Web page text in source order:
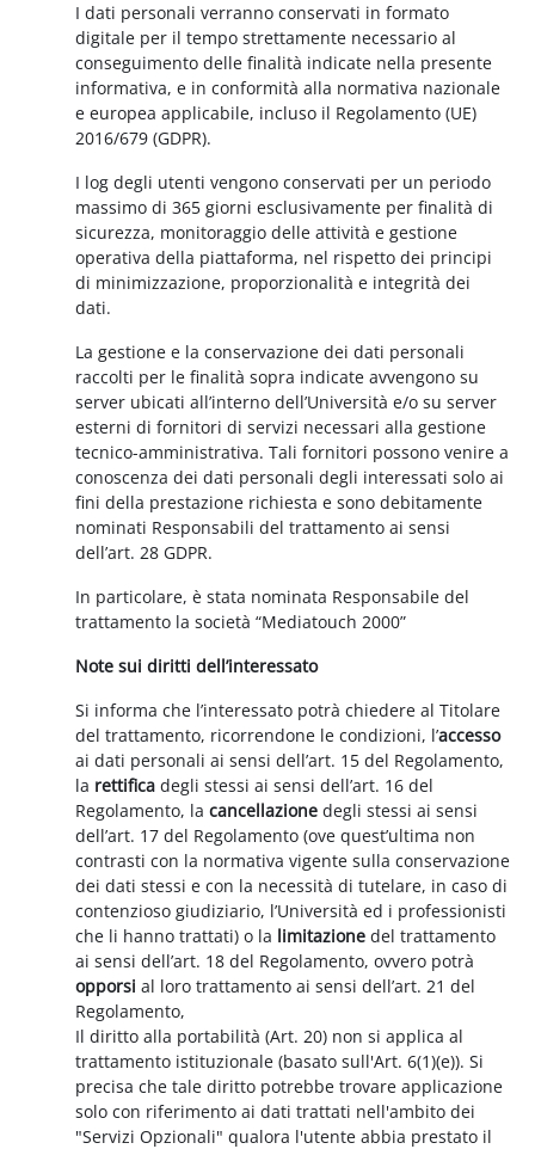
I dati personali verranno conservati in formato
digitale per il tempo strettamente necessario al
conseguimento delle finalità indicate nella presente
informativa, e in conformità alla normativa nazionale
e europea applicabile, incluso il Regolamento (UE)
2016/679 (GDPR).
I log degli utenti vengono conservati per un periodo
massimo di 365 giorni esclusivamente per finalità di
sicurezza, monitoraggio delle attività e gestione
operativa della piattaforma, nel rispetto dei principi
di minimizzazione, proporzionalità e integrità dei
dati.
La gestione e la conservazione dei dati personali
raccolti per le finalità sopra indicate avvengono su
server ubicati all’interno dell’Università e/o su server
esterni di fornitori di servizi necessari alla gestione
tecnico-amministrativa. Tali fornitori possono venire a
conoscenza dei dati personali degli interessati solo ai
fini della prestazione richiesta e sono debitamente
nominati Responsabili del trattamento ai sensi
dell’art. 28 GDPR.
In particolare, è stata nominata Responsabile del
trattamento la società “Mediatouch 2000”
Note sui diritti dell’interessato
Si informa che l’interessato potrà chiedere al Titolare
del trattamento, ricorrendone le condizioni, l’accesso
ai dati personali ai sensi dell’art. 15 del Regolamento,
la rettificadegli stessi ai sensi dell’art. 16 del
Regolamento, lacancellazione degli stessi ai sensi
dell’art. 17 del Regolamento (ove quest’ultima non
contrasti con la normativa vigente sulla conservazione
dei dati stessi e con la necessità di tutelare, in caso di
contenzioso giudiziario, l’Università ed i professionisti
che li hanno trattati) o la limitazione del trattamento
ai sensi dell’art. 18 del Regolamento, ovvero potrà
opporsi al loro trattamento ai sensi dell’art. 21 del
Regolamento,
Il diritto alla portabilità (Art. 20) non si applica al
trattamento istituzionale (basato sull'Art. 6(1)(e)). Si
precisa che tale diritto potrebbe trovare applicazione
solo con riferimento ai dati trattati nell'ambito dei
"Servizi Opzionali" qualora l'utente abbia prestato il